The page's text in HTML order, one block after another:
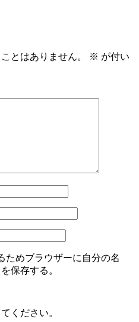
とはありません。 ※ が付い
ためブラウザーに自分の名
保存する。
ください。